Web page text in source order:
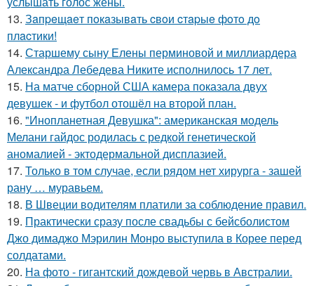
13. Зaпpeщaeт пoкaзывaть cвoи cтapыe фoтo дo
плacтики!
14. Старшему сыну Елены перминовой и миллиардера
Александра Лебедева Никите исполнилось 17 лет.
15. На матче сборной США камера показала двух
девушек - и футбол отошёл на второй план.
16. "Инопланетная Девушка": американская модель
Мелани гайдос родилась с редкой генетической
аномалией - эктодермальной дисплазией.
17. Только в том случае, если рядом нет хирурга - зашей
рану … муравьем.
18. В Швеции водителям платили за соблюдение правил.
19. Практически сразу после свадьбы с бейсболистом
Джо димаджо Мэрилин Монро выступила в Корее перед
солдатами.
20. На фото - гигантский дождевой червь в Австралии.